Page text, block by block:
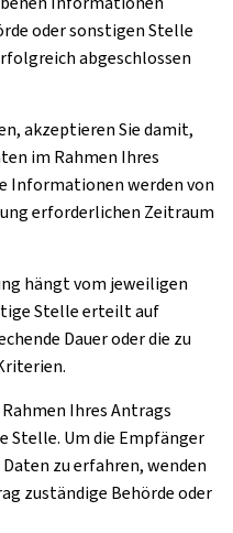
oder sonstigen Stelle
abgeschlossen
akzeptieren Sie damit,
im Rahmen Ihres
Informationen werden von
erforderlichen Zeitraum
hängt vom jeweiligen
Stelle erteilt auf
Dauer oder die zu
Ihres Antrags
Stelle. Um die Empfänger
zu erfahren, wenden
zuständige Behörde oder